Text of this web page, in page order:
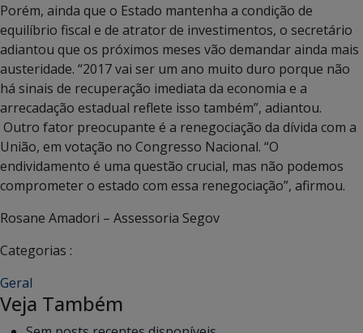
Porém, ainda que o Estado mantenha a condição de
equilíbrio fiscal e de atrator de investimentos, o secretário
adiantou que os próximos meses vão demandar ainda mais
austeridade. “2017 vai ser um ano muito duro porque não
há sinais de recuperação imediata da economia e a
arrecadação estadual reflete isso também”, adiantou.
Outro fator preocupante é a renegociação da dívida com a
União, em votação no Congresso Nacional. “O
endividamento é uma questão crucial, mas não podemos
comprometer o estado com essa renegociação”, afirmou.
Rosane Amadori – Assessoria Segov
Categorias :
Geral
Veja Também